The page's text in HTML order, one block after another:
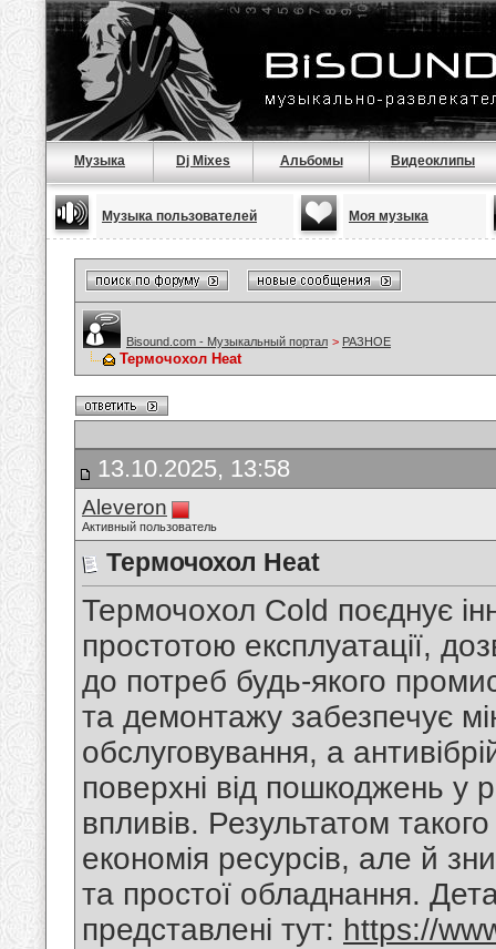
Музыка Dj Mixes Альбомы Видеоклипы
Музыка пользователей Моя музыка
Bisound.com - Музыкальный портал > РАЗНОЕ
Термочохол Heat
13.10.2025, 13:58
Aleveron
Активный пользователь
Термочохол Heat
Термочохол Cold поєднує
простотою експлуатації,
до потреб будь-якого
та демонтажу забезпечує
обслуговування, а
поверхні від пошкоджень у
впливів. Результатом
економія ресурсів, але й
та простої обладнання.
представлені тут: https://